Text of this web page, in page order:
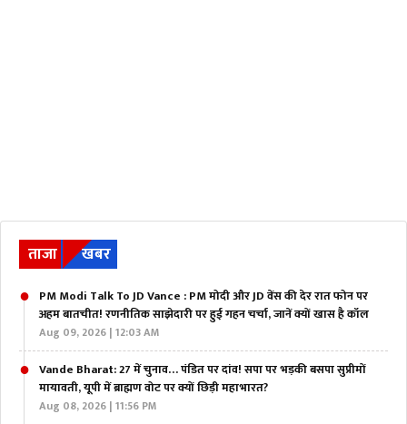
ताजा खबर
PM Modi Talk To JD Vance : PM मोदी और JD वेंस की देर रात फोन पर
अहम बातचीत! रणनीतिक साझेदारी पर हुई गहन चर्चा, जानें क्यों खास है कॉल
Aug 09, 2026 | 12:03 AM
Vande Bharat: 27 में चुनाव… पंडित पर दांव! सपा पर भड़की बसपा सुप्रीमों
मायावती, यूपी में ब्राह्मण वोट पर क्यों छिड़ी महाभारत?
Aug 08, 2026 | 11:56 PM